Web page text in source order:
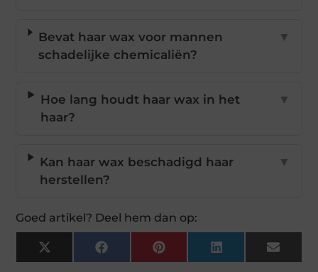
Bevat haar wax voor mannen
schadelijke chemicaliën?
▼
Hoe lang houdt haar wax in het
haar?
▼
Kan haar wax beschadigd haar
herstellen?
▼
Goed artikel? Deel hem dan op:
X
(Twitter)
FacebookPinterestLinkedInEmail